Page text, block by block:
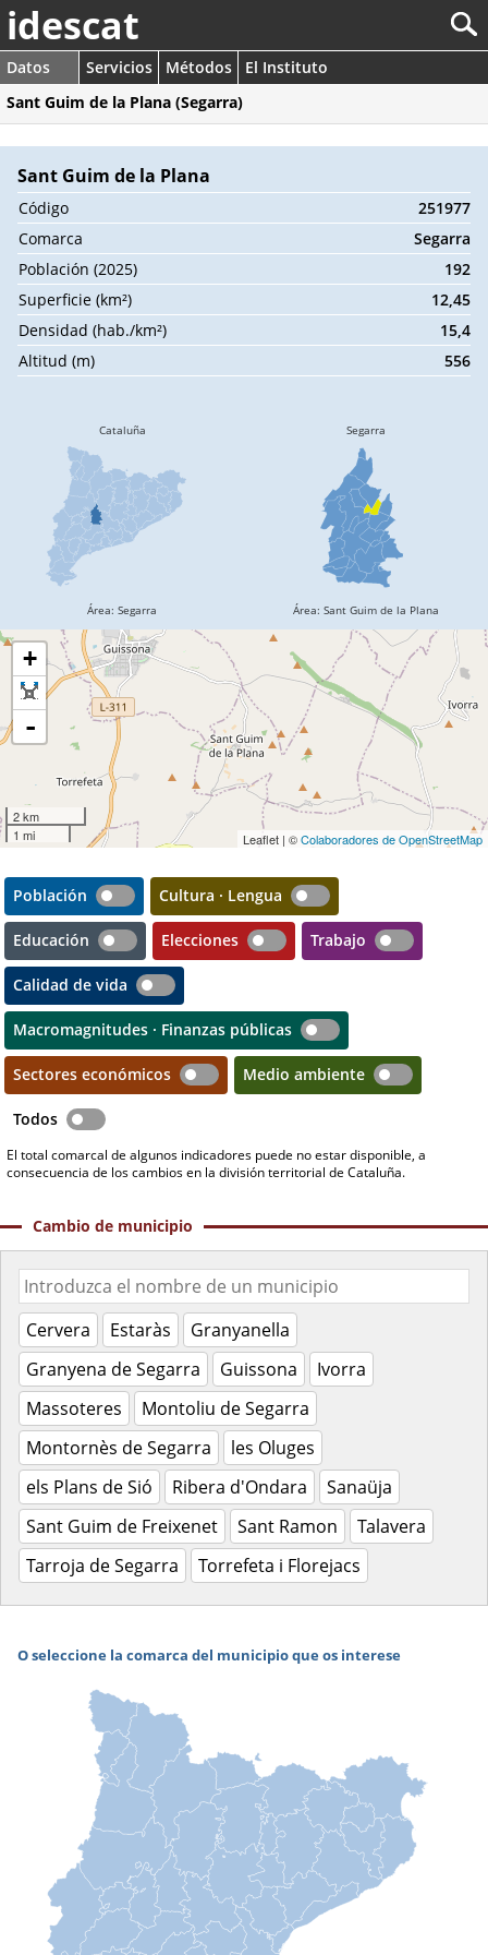
idescat
Datos Servicios Métodos
El Instituto
Sant Guim de la Plana (Segarra)
Sant Guim de la Plana
Código
251977
Comarca
Segarra
Población (2025)
192
Superficie (km²)
12,45
Densidad (hab./km²)
15,4
Altitud (m)
556
+
-
2 km
1 mi
Leaflet | ©Colaboradores de OpenStreetMap
Población Cultura · Lengua
Educación Elecciones Trabajo
Calidad de vida
Macromagnitudes · Finanzas públicas
Sectores económicos Medio ambiente
Todos
El total comarcal de algunos indicadores puede no estar disponible, a
consecuencia de los cambios en la división territorial de Cataluña.
Cambio de municipio
Cervera Estaràs
Granyanella
Granyena de Segarra
Guissona
Ivorra
Massoteres
Montoliu de Segarra
Montornès de Segarra
les Oluges
els Plans de Sió
Ribera d'Ondara
Sanaüja
Sant Guim de Freixenet
Sant Ramon
Talavera
Tarroja de Segarra
Torrefeta i Florejacs